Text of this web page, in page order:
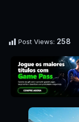
Post Views: 258